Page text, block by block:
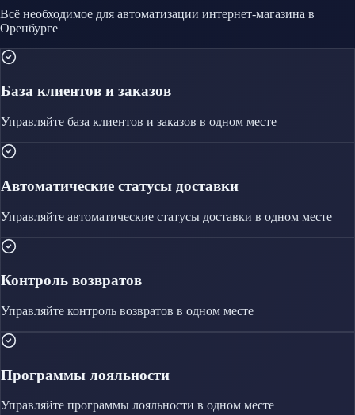
Всё необходимое для автоматизации интернет-магазина в
Оренбурге
База клиентов и заказов
Управляйте база клиентов и заказов в одном месте
Автоматические статусы доставки
Управляйте автоматические статусы доставки в одном месте
Контроль возвратов
Управляйте контроль возвратов в одном месте
Программы лояльности
Управляйте программы лояльности в одном месте